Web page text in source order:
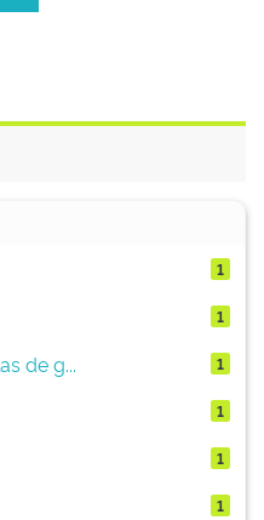
1
1
de g... 1
1
1
1